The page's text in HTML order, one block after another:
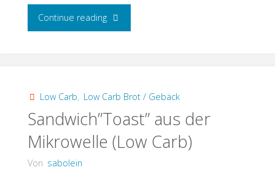
Continue reading"Kokos-
Carb)"
Low Carb, Low Carb Brot / Gebäck
Sandwich”Toast” aus der
Mikrowelle (Low Carb)
Von sabolein